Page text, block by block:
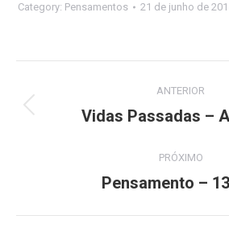
Category: Pensamentos 21 de junho de
de
ANTERIOR
Post
Vidas Passadas –
PRÓXIMO
Próximo
Pensamento –